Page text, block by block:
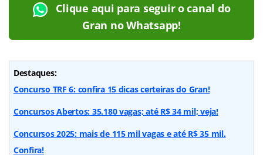
Clique aqui para seguir o canal do
Gran no Whatsapp!
Destaques:
Concurso TRF 6: confira 15 dicas certeiras do Gran!
Concursos Abertos: 35.180 vagas; até R$ 34 mil; veja!
Concursos 2025: mais de 115 mil vagas e até R$ 35 mil.
Confira!